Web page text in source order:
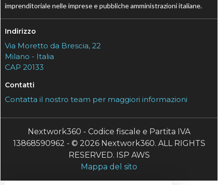
imprenditoriale nelle imprese e pubbliche amministrazioni italiane.
Indirizzo
Via Moretto da Brescia, 22
Milano - Italia
CAP 20133
Contatti
Contatta il nostro team per maggiori informazioni
Nextwork360 - Codice fiscale e Partita IVA
13868590962 - © 2026 Nextwork360. ALL RIGHTS
RESERVED. ISP AWS
Mappa del sito